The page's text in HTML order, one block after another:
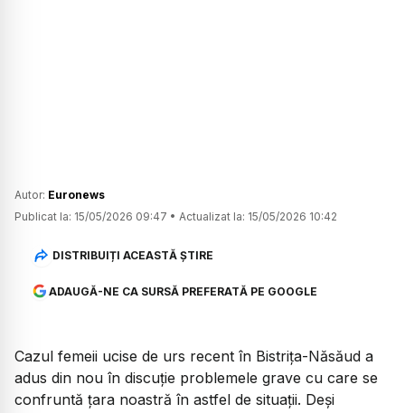
Autor: Euronews
Publicat la: 15/05/2026 09:47 • Actualizat la: 15/05/2026 10:42
DISTRIBUIȚI ACEASTĂ ȘTIRE
ADAUGĂ-NE CA SURSĂ PREFERATĂ PE GOOGLE
Cazul femeii ucise de urs recent în Bistrița-Năsăud a
adus din nou în discuție problemele grave cu care se
confruntă țara noastră în astfel de situații. Deși